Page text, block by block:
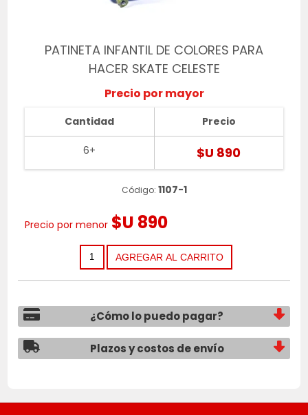
PATINETA INFANTIL DE COLORES PARA
HACER SKATE CELESTE
Precio por mayor
Cantidad
6+
Precio
$U 890
Código: 1107-1
Precio por menor $U 890
¿Cómo lo puedo pagar?
Plazos y costos de envío